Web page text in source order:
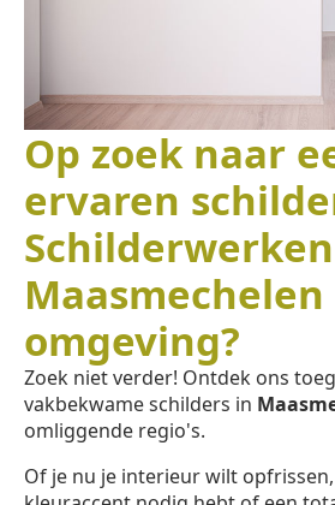
Op zoek naar
ervaren
Maasmechelen
omgeving?
Zoek niet verder! Ontdek ons
vakbekwame schilders in
omliggende regio's.
Of je nu je interieur wilt